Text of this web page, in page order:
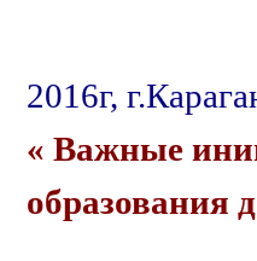
2016г,
« Важные
образования